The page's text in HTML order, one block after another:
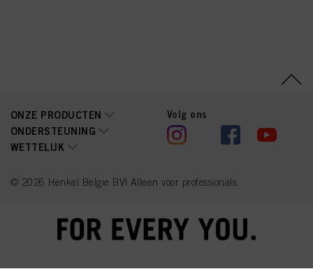
Alcohol,
Ethylhexylglycerin,
Ceteareth-20, Tetramethyl
Acetyloctahydronaphthale
Benzyl Alcohol, Sodium
Benzoate, Potassium
ONZE PRODUCTEN
ONDERSTEUNING
WETTELIJK
Volg ons
© 2026 Henkel Belgie BV| Alleen voor professionals.